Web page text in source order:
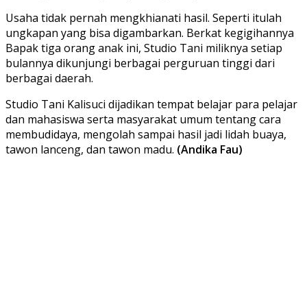
Usaha tidak pernah mengkhianati hasil. Seperti itulah
ungkapan yang bisa digambarkan. Berkat kegigihannya
Bapak tiga orang anak ini, Studio Tani miliknya setiap
bulannya dikunjungi berbagai perguruan tinggi dari
berbagai daerah.
Studio Tani Kalisuci dijadikan tempat belajar para pelajar
dan mahasiswa serta masyarakat umum tentang cara
membudidaya, mengolah sampai hasil jadi lidah buaya,
tawon lanceng, dan tawon madu. (Andika Fau)